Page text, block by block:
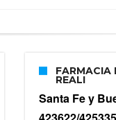
FARMACIA
REALI
Santa Fe y